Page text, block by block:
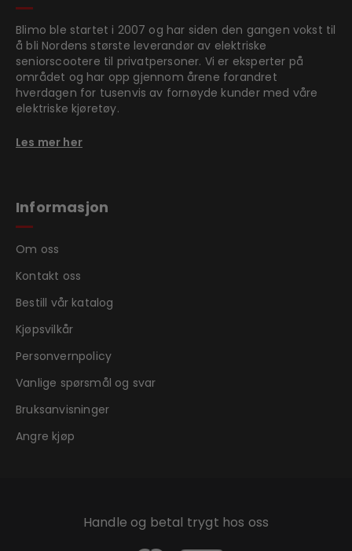
Blimo ble startet i 2007 og har siden den gangen vokst til
å bli Nordens største leverandør av elektriske
seniorscootere til privatpersoner. Vi er eksperter på
området og har opp gjennom årene forandret
hverdagen for tusenvis av fornøyde kunder med våre
elektriske kjøretøy.
Les mer her
Informasjon
Om oss
Kontakt oss
Bestill vår katalog
Kjøpsvilkår
Personvernpolicy
Vanlige spørsmål og svar
Bruksanvisninger
Angre kjøp
Handle og betal trygt hos oss